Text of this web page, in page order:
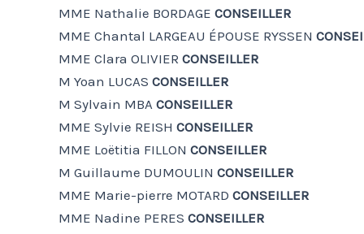
MME Nathalie BORDAGE CONSEILLER
MME Chantal LARGEAU ÉPOUSE RYSSEN
MME Clara OLIVIER CONSEILLER
M Yoan LUCAS CONSEILLER
M Sylvain MBA CONSEILLER
MME Sylvie REISH CONSEILLER
MME Loëtitia FILLON CONSEILLER
M Guillaume DUMOULIN CONSEILLER
MME Marie-pierre MOTARD CONSEILLER
MME Nadine PERES CONSEILLER